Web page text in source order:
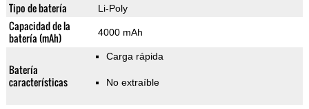
Tipo de batería Li-Poly
Capacidad de la
batería (mAh)
4000 mAh
Batería
características
Carga rápida
No extraíble